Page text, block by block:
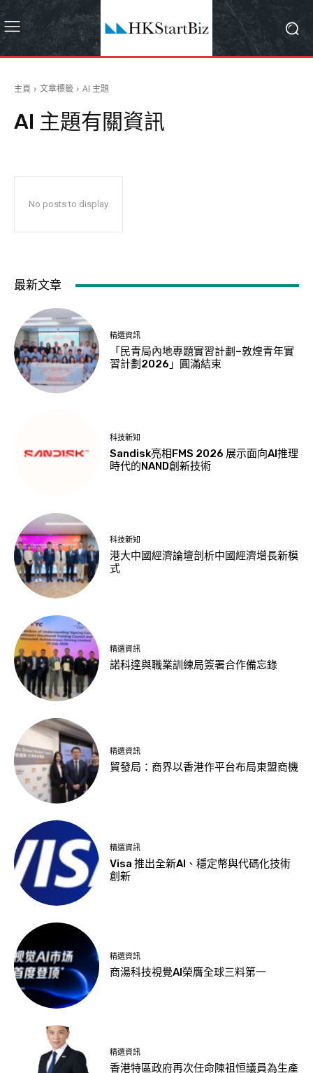
主頁 文章標籤 AI 主題
AI 主題有關資訊
No posts to display
最新文章
精選資訊
「民青局內地專題實習計劃–敦煌青年實
習計劃2026」圓滿結束
科技新知
Sandisk亮相FMS 2026 展示面向AI推理
時代的NAND創新技術
科技新知
港大中國經濟論壇剖析中國經濟增長新模
式
精選資訊
諾科達與職業訓練局簽署合作備忘錄
精選資訊
貿發局：商界以香港作平台布局東盟商機
精選資訊
Visa 推出全新AI、穩定幣與代碼化技術
創新
精選資訊
商湯科技視覺AI榮膺全球三料第一
精選資訊
香港特區政府再次任命陳祖恒議員為生產